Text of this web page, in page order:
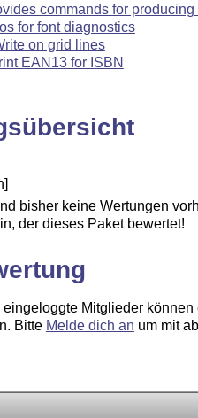
commands for
for font diagnostics
on grid lines
EAN13 for ISBN
bisher keine Wertungen
der dieses Paket bewertet!
Mitglieder können
Bitte Melde dich an um mit